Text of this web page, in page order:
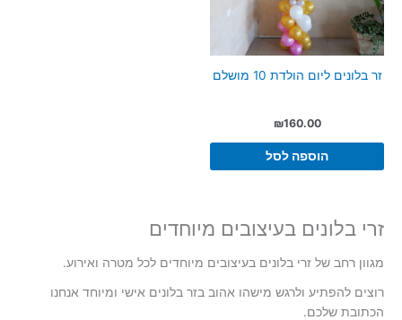
זר בלונים ליום הולדת 10 מושלם
₪160.00
הוספה לסל
זרי בלונים בעיצובים מיוחדים
מגוון רחב של זרי בלונים בעיצובים מיוחדים לכל מטרה ואירוע.
רוצים להפתיע ולרגש מישהו אהוב בזר בלונים אישי ומיוחד אנחנו
הכתובת שלכם.